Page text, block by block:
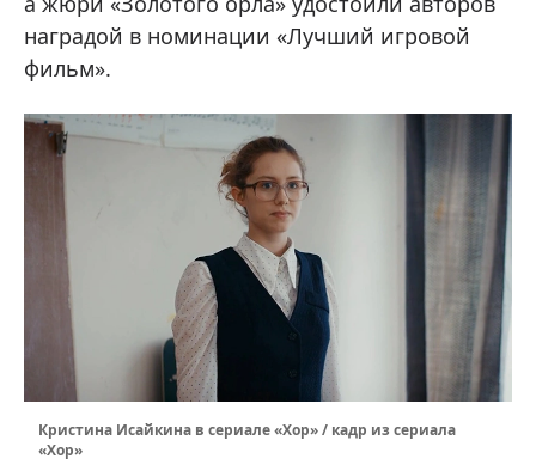
наградой в номинации «Лучший игровой
фильм».
Кристина Исайкина в сериале «Хор» / кадр из сериала
«Хор»